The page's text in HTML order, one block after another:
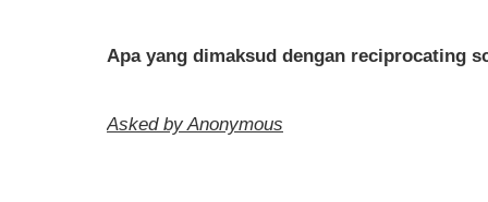
Apa yang dimaksud dengan reciprocating
Asked by Anonymous